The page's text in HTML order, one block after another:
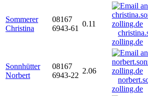
Sommerer
Christina
08167
6943-61
0.11
zolling.de
Sonnhütter
Norbert
08167
6943-22
2.06
zolling.de